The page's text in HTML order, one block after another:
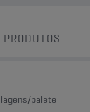
palete